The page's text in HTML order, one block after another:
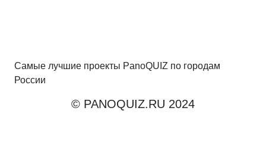
Самые лучшие проекты PanoQUIZ по городам
России
© PANOQUIZ.RU 2024